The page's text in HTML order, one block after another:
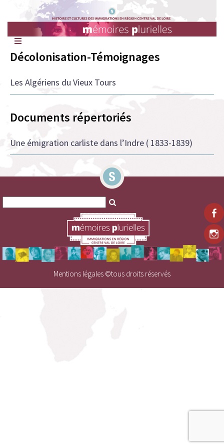
Mémoires
Plurielles
Décolonisation-Témoignages
Les Algériens du Vieux Tours
Documents répertoriés
Une émigration carliste dans l’Indre ( 1833-1839)
Search
for:
Search
Mentions légales ©tous droits réservés